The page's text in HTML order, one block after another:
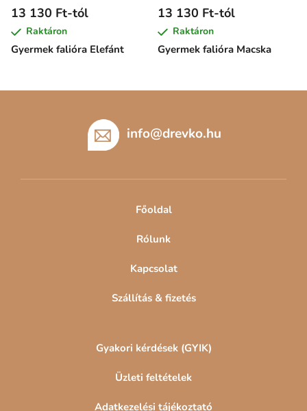
Gyermek falióra Elefánt
13 130 Ft-tól
Raktáron
Gyermek falióra Macska
13 130 Ft-tól
Raktáron
info@drevko.hu
Főoldal
Rólunk
Kapcsolat
Szállítás & fizetés
Gyakori kérdések (GYIK)
Üzleti feltételek
Adatkezelési tájékoztató